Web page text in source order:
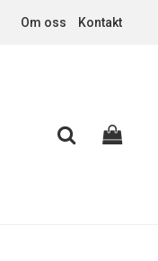
Om oss Kontakt